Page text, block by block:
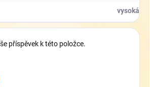
vysoká
příspěvek k této položce.